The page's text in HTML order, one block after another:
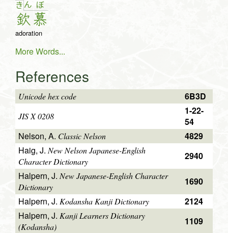
き ん
欽
ぼ
慕
adoration
More Words...
References
Unicode hex code 6B3D
JIS X 0208
1-22-
54
Nelson, A. Classic Nelson
4829
Haig, J.New Nelson Japanese-English
Character Dictionary
2940
Halpern, J. New Japanese-English Character
Dictionary
1690
Halpern, J. Kodansha Kanji Dictionary
2124
Halpern, J. Kanji Learners Dictionary
(Kodansha)
1109